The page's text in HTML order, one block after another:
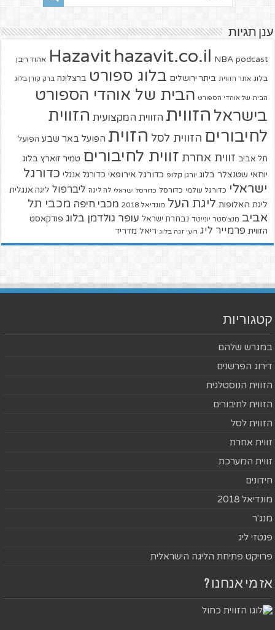
ענן תגיות
Hazavit hazavit.co.il NBA podcast אהוד ריבן
בלוג אתר הזווית ביתר ירושלים בלוג ספורט ברצלונה ברק קורן בלוג
הבית של אוהדי הספורט הבית של אוהדי הספורט
בישראל הזווית הזווית המקצועית הזווית
לחיבורים הזווית לסל הזוית הפועל באר שבע הפועל
תל אביב זווית אחרת זווית לחיבורים טמיר זוארץ בלוג
יוחאי שטנצלר בלוג יורגן קלופ כדורגל אירופאי כדורגל אנגלי כדורגל
ישראלי כדורגל עולמי כדורסל כדורסל ישראלי לה ליגה ליברפול ליגה אנגלית
ליגת האלופות ליגת העל מונדיאל 2018 מכבי חיפה מכבי תל
אביב מנצ'סטר יונייטד נבחרת ישראל עופר גולדמן בלוג פודקאסט
הזווית פרמייר ליג רועי זגה בלוג ריאל מדריד
קטגוריות
במגרש שלהם
דירוג הפרשנים
הזווית הנוסטלגית
הזווית לחיבורים
הזווית לסל
זווית אחרת
זווית המערכת
חידונים
מונדיאל 2018
מנג'ר
פנטזי ליג
פרויקט פתיחת הליגה הישראלית
אז מי אנחנו ?